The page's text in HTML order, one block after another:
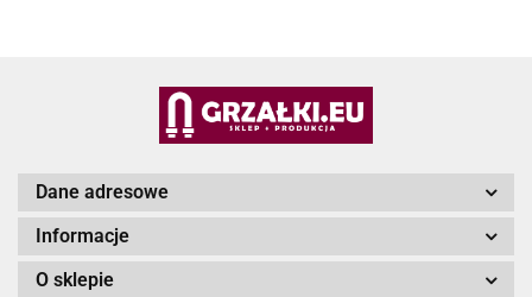
Dane adresowe
Informacje
O sklepie